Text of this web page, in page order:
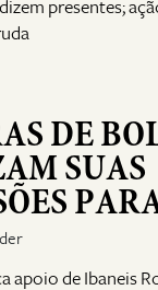
presentes;
DE
SUAS
apoio de Ibaneis